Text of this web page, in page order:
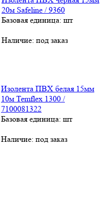
20м Safeline / 9360
Базовая единица: шт
Наличие: под заказ
Изолента ПВХ белая 15мм
10м Temflex 1300 /
7100081322
Базовая единица: шт
Наличие: под заказ